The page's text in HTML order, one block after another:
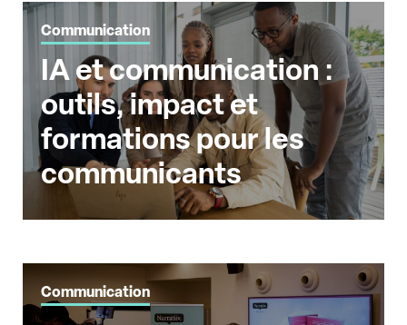
Communication
IA et communication :
outils, impact et
formations pour les
communicants
Communication